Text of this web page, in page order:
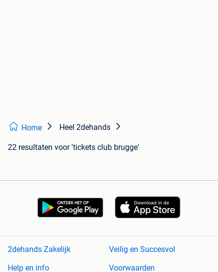
Home Heel 2dehands
22 resultaten voor 'tickets club brugge'
2dehands Zakelijk
Veilig en Succesvol
Help en info
Voorwaarden